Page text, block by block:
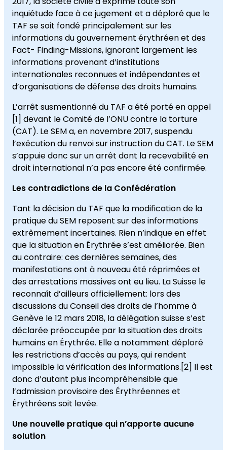
inquiétude face à ce jugement et a déploré que le
TAF se soit fondé principalement sur les
informations du gouvernement érythréen et des
Fact- Finding-Missions, ignorant largement les
informations provenant d’institutions
internationales reconnues et indépendantes et
d’organisations de défense des droits humains.
L’arrêt susmentionné du TAF a été porté en appel
[1] devant le Comité de l’ONU contre la torture
(CAT). Le SEM a, en novembre 2017, suspendu
l’exécution du renvoi sur instruction du CAT. Le SEM
s’appuie donc sur un arrêt dont la recevabilité en
droit international n’a pas encore été confirmée.
Les contradictions de la Confédération
Tant la décision du TAF que la modification de la
pratique du SEM reposent sur des informations
extrêmement incertaines. Rien n’indique en effet
que la situation en Érythrée s’est améliorée. Bien
au contraire: ces dernières semaines, des
manifestations ont à nouveau été réprimées et
des arrestations massives ont eu lieu. La Suisse le
reconnaît d’ailleurs officiellement: lors des
discussions du Conseil des droits de l’homme à
Genève le 12 mars 2018, la délégation suisse s’est
déclarée préoccupée par la situation des droits
humains en Érythrée. Elle a notamment déploré
les restrictions d’accès au pays, qui rendent
impossible la vérification des informations.[2] Il est
donc d’autant plus incompréhensible que
l’admission provisoire des Érythréennes et
Érythréens soit levée.
Une nouvelle pratique qui n’apporte aucune
solution